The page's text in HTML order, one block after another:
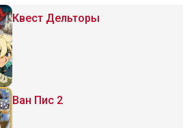
Квест Дельторы
Ван Пис 2